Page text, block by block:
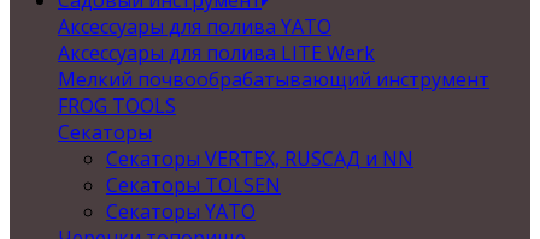
Аксессуары для полива YATO
Аксессуары для полива LITE Werk
Мелкий почвообрабатывающий инструмент
FROG TOOLS
Секаторы
Секаторы VERTEX, RUSСАД и NN
Секаторы TOLSEN
Секаторы YATO